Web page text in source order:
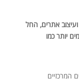
אתרים, החל
יותר כמו
המרכזיים